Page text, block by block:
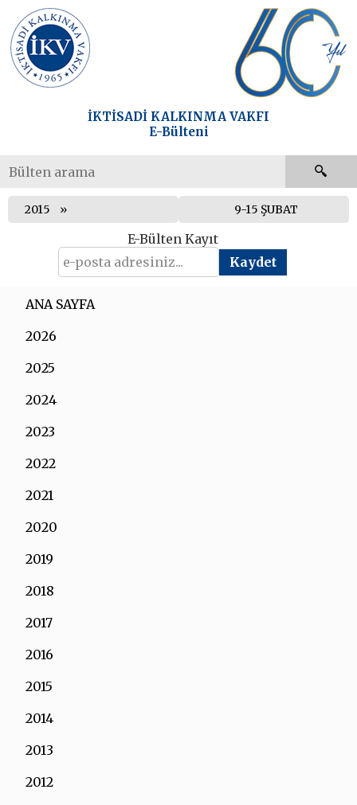
İKTİSADİ KALKINMA VAKFI
E-Bülteni
2015 9-15 ŞUBAT
E-Bülten Kayıt
ANA SAYFA
2026
2025
2024
2023
2022
2021
2020
2019
2018
2017
2016
2015
2014
2013
2012